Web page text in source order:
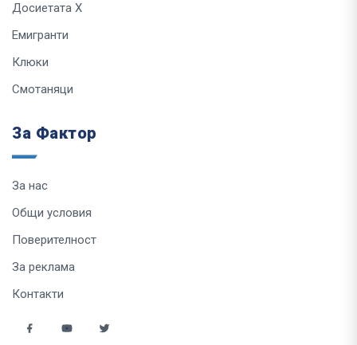
Досиетата Х
Емигранти
Клюки
Смотаняци
За Фактор
За нас
Общи условия
Поверителност
За реклама
Контакти